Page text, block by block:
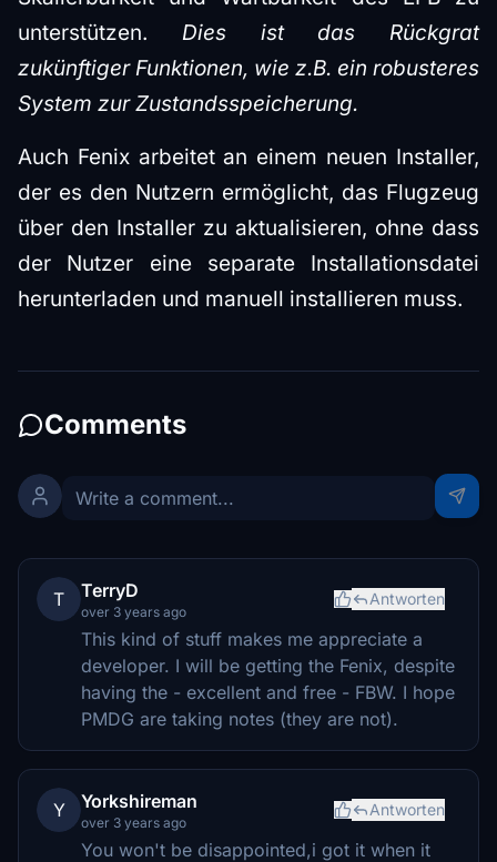
unterstützen. Dies ist das Rückgrat
zukünftiger Funktionen, wie z.B. ein robusteres
System zur Zustandsspeicherung.
Auch Fenix arbeitet an einem neuen Installer,
der es den Nutzern ermöglicht, das Flugzeug
über den Installer zu aktualisieren, ohne dass
der Nutzer eine separate Installationsdatei
herunterladen und manuell installieren muss.
Comments
T TerryD
over 3 years ago
Antworten
This kind of stuff makes me appreciate a
developer. I will be getting the Fenix, despite
having the - excellent and free - FBW. I hope
PMDG are taking notes (they are not).
Y Yorkshireman
over 3 years ago
Antworten
You won't be disappointed,i got it when it